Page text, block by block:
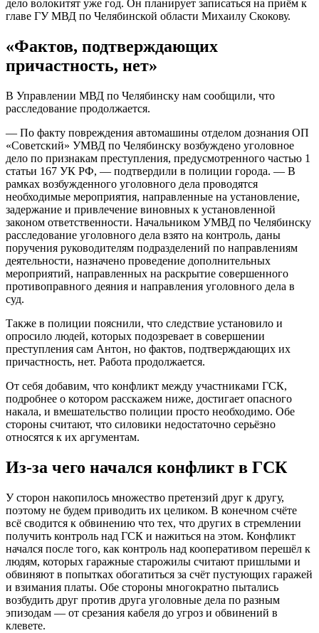
дело волокитят уже год. Он планирует записаться на приём к
главе ГУ МВД по Челябинской области Михаилу Скокову.
«Фактов, подтверждающих
причастность, нет»
В Управлении МВД по Челябинску нам сообщили, что
расследование продолжается.
— По факту повреждения автомашины отделом дознания ОП
«Советский» УМВД по Челябинску возбуждено уголовное
дело по признакам преступления, предусмотренного частью 1
статьи 167 УК РФ, — подтвердили в полиции города. — В
рамках возбужденного уголовного дела проводятся
необходимые мероприятия, направленные на установление,
задержание и привлечение виновных к установленной
законом ответственности. Начальником УМВД по Челябинску
расследование уголовного дела взято на контроль, даны
поручения руководителям подразделений по направлениям
деятельности, назначено проведение дополнительных
мероприятий, направленных на раскрытие совершенного
противоправного деяния и направления уголовного дела в
суд.
Также в полиции пояснили, что следствие установило и
опросило людей, которых подозревает в совершении
преступления сам Антон, но фактов, подтверждающих их
причастность, нет. Работа продолжается.
От себя добавим, что конфликт между участниками ГСК,
подробнее о котором расскажем ниже, достигает опасного
накала, и вмешательство полиции просто необходимо. Обе
стороны считают, что силовики недостаточно серьёзно
относятся к их аргументам.
Из-за чего начался конфликт в ГСК
У сторон накопилось множество претензий друг к другу,
поэтому не будем приводить их целиком. В конечном счёте
всё сводится к обвинению что тех, что других в стремлении
получить контроль над ГСК и нажиться на этом. Конфликт
начался после того, как контроль над кооперативом перешёл к
людям, которых гаражные старожилы считают пришлыми и
обвиняют в попытках обогатиться за счёт пустующих гаражей
и взимания платы. Обе стороны многократно пытались
возбудить друг против друга уголовные дела по разным
эпизодам — от срезания кабеля до угроз и обвинений в
клевете.